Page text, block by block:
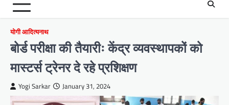
योगी आदित्यनाथ
बोर्ड परीक्षा की तैयारीः केंद्र व्यवस्थापकों को
मास्टर्स ट्रेनर दे रहे प्रशिक्षण
Yogi Sarkar January 31, 2024